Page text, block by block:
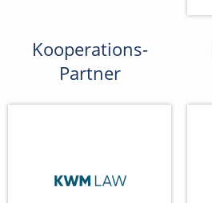
Kooperations-
Partner